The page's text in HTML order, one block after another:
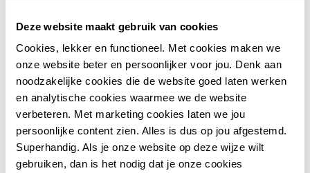
Deze website maakt gebruik van cookies
Cookies, lekker en functioneel. Met cookies maken we
onze website beter en persoonlijker voor jou. Denk aan
noodzakelijke cookies die de website goed laten werken
en analytische cookies waarmee we de website
verbeteren. Met marketing cookies laten we jou
persoonlijke content zien. Alles is dus op jou afgestemd.
Superhandig. Als je onze website op deze wijze wilt
gebruiken, dan is het nodig dat je onze cookies